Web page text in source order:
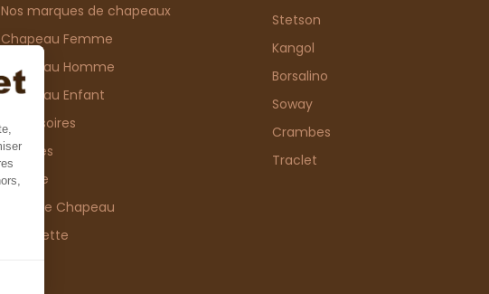
Nos marques de chapeaux
Chapeau Femme
Chapeau Homme
Chapeau Enfant
Accessoires
Thèmes
Matière
Type de Chapeau
Casquette
Stetson
Kangol
Borsalino
Soway
Crambes
Traclet